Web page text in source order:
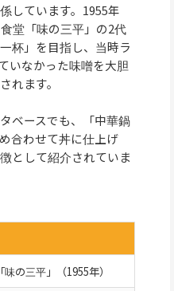
しています。1955年
堂「味の三平」の2代
杯」を目指し、当時ラ
いなかった味噌を大胆
れます。
ベースでも、「中華鍋
合わせて丼に仕上げ
として紹介されていま
の三平」（1955年）